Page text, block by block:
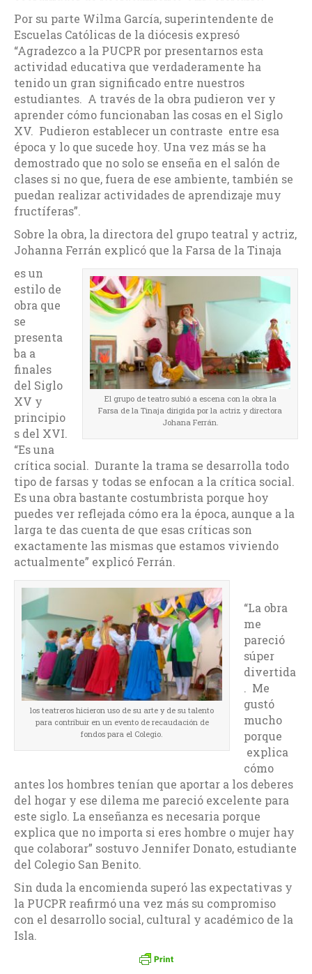
Por su parte Wilma García, superintendente de
Escuelas Católicas de la diócesis expresó
“Agradezco a la PUCPR por presentarnos esta
actividad educativa que verdaderamente ha
tenido un gran significado entre nuestros
estudiantes. A través de la obra pudieron ver y
aprender cómo funcionaban las cosas en el Siglo
XV. Pudieron establecer un contraste entre esa
época y lo que sucede hoy. Una vez más se ha
demostrado que no solo se enseña en el salón de
clases si no que, fuera de ese ambiente, también se
puedan realizar actividades de aprendizaje muy
fructíferas”.
Sobre la obra, la directora del grupo teatral y actriz,
Johanna Ferrán explicó que la Farsa de la Tinaja
El grupo de teatro subió a escena con la obra la
Farsa de la Tinaja dirigida por la actriz y directora
Johana Ferrán.
es un
estilo de
obra que
se
presenta
ba a
finales
del Siglo
XV y
principio
s del XVI.
“Es una
crítica social. Durante la trama se desarrolla todo
tipo de farsas y todas se enfocan a la crítica social.
Es una obra bastante costumbrista porque hoy
puedes ver reflejada cómo era la época, aunque a la
larga te das cuenta de que esas críticas son
exactamente las mismas que estamos viviendo
actualmente” explicó Ferrán.
los teatreros hicieron uso de su arte y de su talento
para contribuir en un evento de recaudación de
fondos para el Colegio.
“La obra
me
pareció
súper
divertida
. Me
gustó
mucho
porque
explica
cómo
antes los hombres tenían que aportar a los deberes
del hogar y ese dilema me pareció excelente para
este siglo. La enseñanza es necesaria porque
explica que no importa si eres hombre o mujer hay
que colaborar” sostuvo Jennifer Donato, estudiante
del Colegio San Benito.
Sin duda la encomienda superó las expectativas y
la PUCPR reafirmó una vez más su compromiso
con el desarrollo social, cultural y académico de la
Isla.